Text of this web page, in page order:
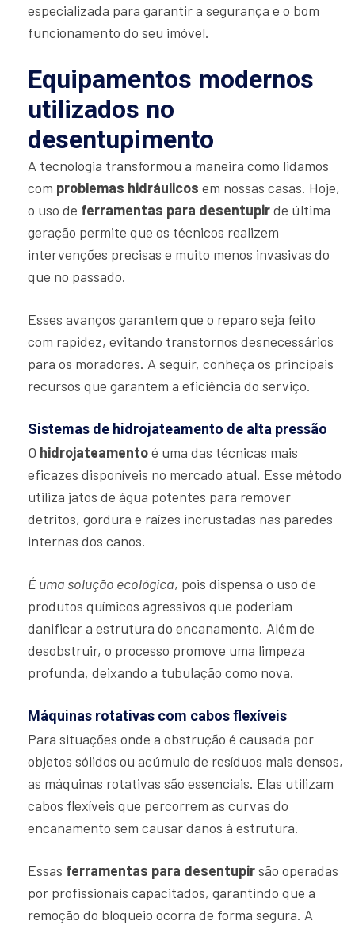
especializada para garantir a segurança e o bom
funcionamento do seu imóvel.
Equipamentos modernos
utilizados no
desentupimento
A tecnologia transformou a maneira como lidamos
com problemas hidráulicos em nossas casas. Hoje,
o uso de ferramentas para desentupirde última
geração permite que os técnicos realizem
intervenções precisas e muito menos invasivas do
que no passado.
Esses avanços garantem que o reparo seja feito
com rapidez, evitando transtornos desnecessários
para os moradores. A seguir, conheça os principais
recursos que garantem a eficiência do serviço.
Sistemas de hidrojateamento de alta pressão
O hidrojateamentoé uma das técnicas mais
eficazes disponíveis no mercado atual. Esse método
utiliza jatos de água potentes para remover
detritos, gordura e raízes incrustadas nas paredes
internas dos canos.
É uma solução ecológica, pois dispensa o uso de
produtos químicos agressivos que poderiam
danificar a estrutura do encanamento. Além de
desobstruir, o processo promove uma limpeza
profunda, deixando a tubulação como nova.
Máquinas rotativas com cabos flexíveis
Para situações onde a obstrução é causada por
objetos sólidos ou acúmulo de resíduos mais densos,
as máquinas rotativas são essenciais. Elas utilizam
cabos flexíveis que percorrem as curvas do
encanamento sem causar danos à estrutura.
Essas ferramentas para desentupirsão operadas
por profissionais capacitados, garantindo que a
remoção do bloqueio ocorra de forma segura. A